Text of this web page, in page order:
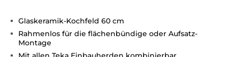
Glaskeramik-Kochfeld 60 cm
Rahmenlos für die flächenbündige oder Aufsatz-
Montage